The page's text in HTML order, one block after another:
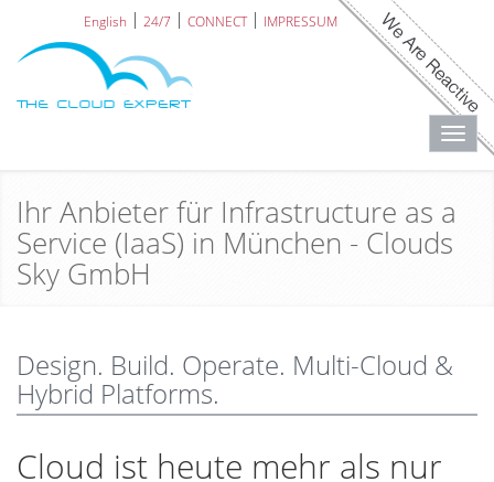
English 24/7 CONNECT IMPRESSUM
Ihr Anbieter für Infrastructure as a
Service (IaaS) in München - Clouds
Sky GmbH
Design. Build. Operate. Multi-Cloud &
Hybrid Platforms.
Cloud ist heute mehr als nur